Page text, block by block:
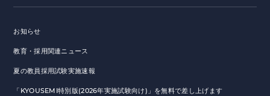
お知らせ
教育・採用関連ニュース
夏の教員採用試験実施速報
「KYOUSEMI特別版(2026年実施試験向け)」を無料で差し上げます